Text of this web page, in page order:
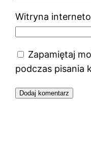
Witryna
Zapamiętaj
podczas pisania